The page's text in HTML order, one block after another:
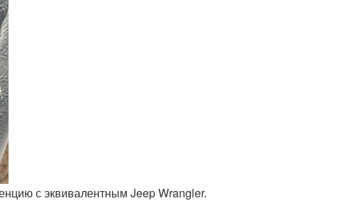
с эквивалентным Jeep Wrangler.